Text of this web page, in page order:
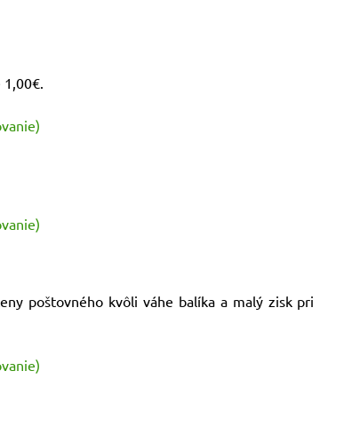
poštovného kvôli váhe balíka a malý zisk pri